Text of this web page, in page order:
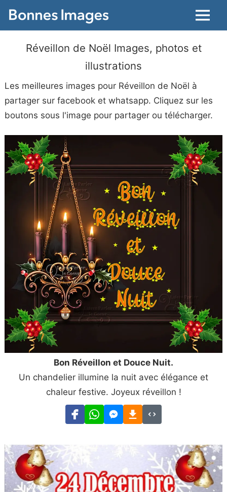
Menu
Réveillon de Noël Images, photos et
illustrations
Les meilleures images pour Réveillon de Noël à
partager sur facebook et whatsapp. Cliquez sur les
boutons sous l'image pour partager ou télécharger.
Bon Réveillon et Douce Nuit.
Un chandelier illumine la nuit avec élégance et
chaleur festive. Joyeux réveillon !